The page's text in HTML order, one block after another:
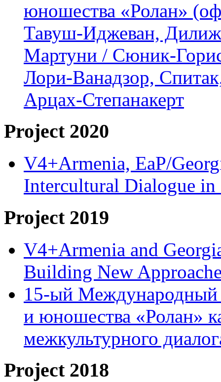
юношества «Ролан»
Тавуш-Иджеван,
Мартуни / Сюник-
Лори-Ванадзор,
Арцах-Степанакерт
Project 2020
V4+Armenia, EaP/
Intercultural Dialogue
Project 2019
V4+Armenia and
Building New
15-ый Международный
и юношества «Ролан»
межкультурного
Project 2018